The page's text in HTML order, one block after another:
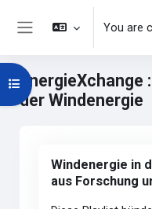
Skip to main content
You are
der Windenergie
Windenergie in
aus Forschung
Open course index